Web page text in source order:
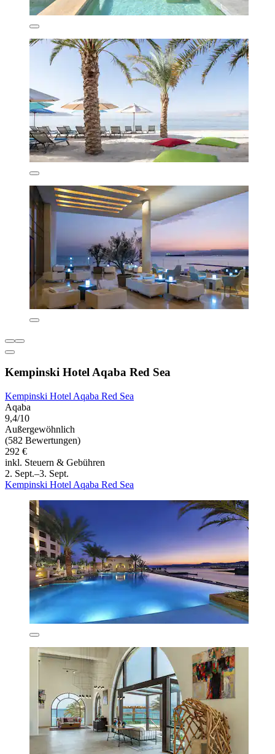
Kempinski Hotel Aqaba Red Sea
Kempinski Hotel Aqaba Red Sea
Aqaba
9,4/10
Außergewöhnlich
(582 Bewertungen)
292 €
inkl. Steuern & Gebühren
2. Sept.–3. Sept.
Kempinski Hotel Aqaba Red Sea